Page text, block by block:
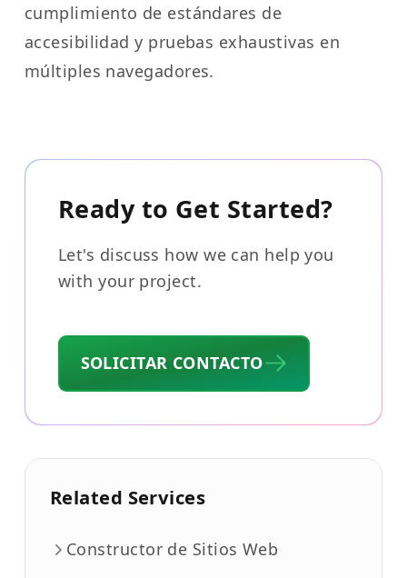
cumplimiento de estándares de
accesibilidad y pruebas exhaustivas en
múltiples navegadores.
Ready to Get Started?
Let's discuss how we can help you
with your project.
SOLICITAR CONTACTO
Related Services
Constructor de Sitios Web